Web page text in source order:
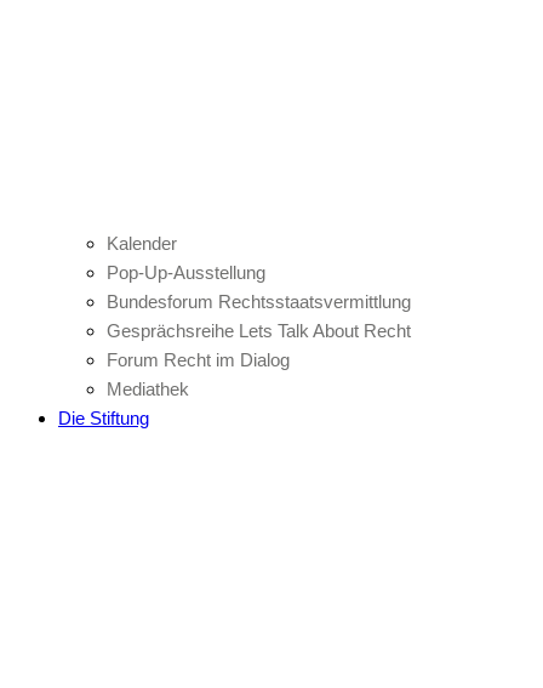
Kalender
Pop-Up-Ausstellung
Bundesforum Rechtsstaatsvermittlung
Gesprächsreihe Lets Talk About Recht
Forum Recht im Dialog
Mediathek
Die Stiftung